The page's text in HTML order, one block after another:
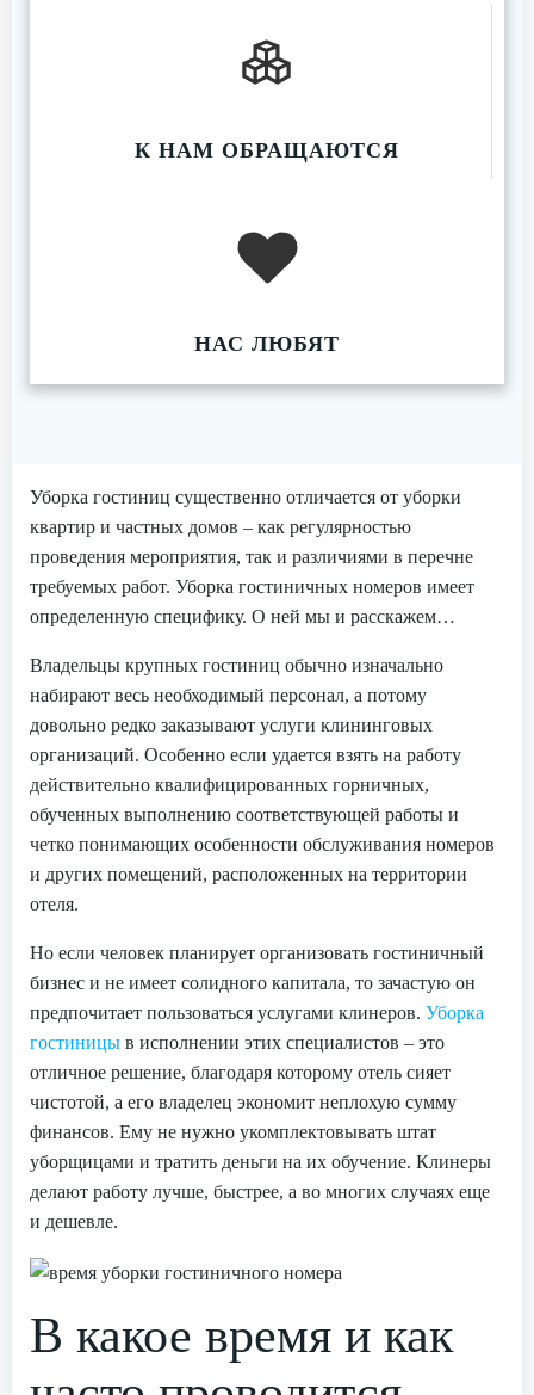
К НАМ ОБРАЩАЮТСЯ
НАС ЛЮБЯТ
Уборка гостиниц существенно отличается от уборки
квартир и частных домов – как регулярностью
проведения мероприятия, так и различиями в перечне
требуемых работ. Уборка гостиничных номеров имеет
определенную специфику. О ней мы и расскажем…
Владельцы крупных гостиниц обычно изначально
набирают весь необходимый персонал, а потому
довольно редко заказывают услуги клининговых
организаций. Особенно если удается взять на работу
действительно квалифицированных горничных,
обученных выполнению соответствующей работы и
четко понимающих особенности обслуживания номеров
и других помещений, расположенных на территории
отеля.
Но если человек планирует организовать гостиничный
бизнес и не имеет солидного капитала, то зачастую он
предпочитает пользоваться услугами клинеров. Уборка
гостиницы в исполнении этих специалистов – это
отличное решение, благодаря которому отель сияет
чистотой, а его владелец экономит неплохую сумму
финансов. Ему не нужно укомплектовывать штат
уборщицами и тратить деньги на их обучение. Клинеры
делают работу лучше, быстрее, а во многих случаях еще
и дешевле.
В какое время и как